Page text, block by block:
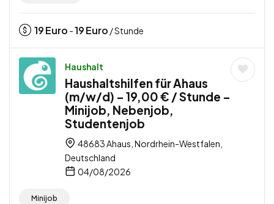
19Euro -19Euro / Stunde
Haushalt
Haushaltshilfen für Ahaus
(m/w/d) – 19,00 € / Stunde –
Minijob, Nebenjob,
Studentenjob
48683 Ahaus, Nordrhein-Westfalen,
Deutschland
04/08/2026
Minijob